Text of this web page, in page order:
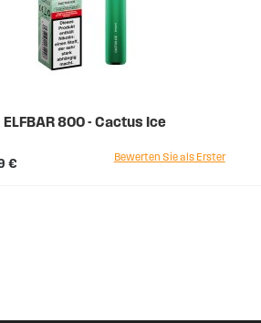
ELFBAR 800 - Cactus Ice
€
Bewerten Sie als Erster